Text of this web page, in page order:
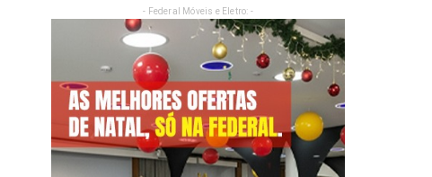
- Federal Móveis e Eletro: -